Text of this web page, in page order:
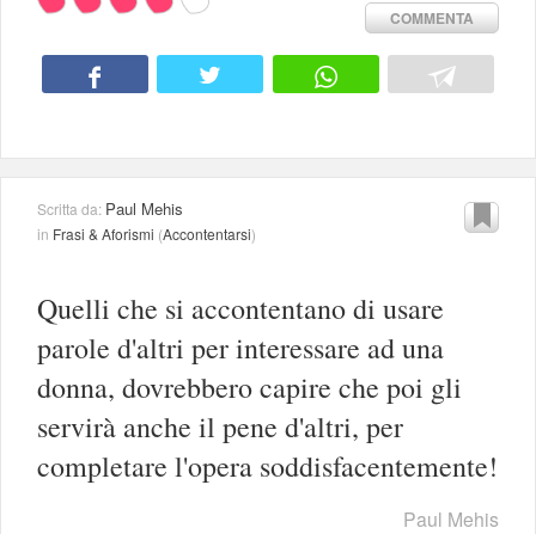
COMMENTA
Scritta da: Paul Mehis
in Frasi & Aforismi (Accontentarsi)
Quelli che si accontentano di usare
parole d'altri per interessare ad una
donna, dovrebbero capire che poi gli
servirà anche il pene d'altri, per
completare l'opera soddisfacentemente!
Paul Mehis